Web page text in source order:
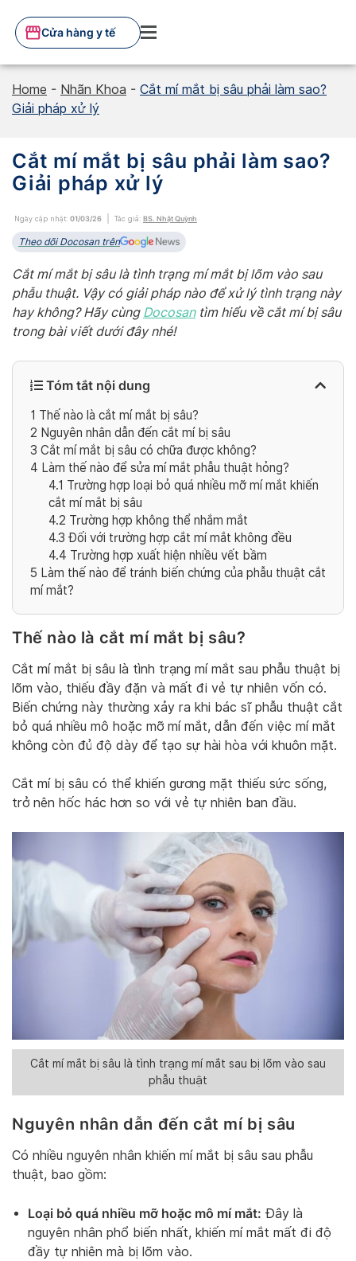
content
Cửa hàng y tế
Home - Nhãn Khoa - Cắt mí mắt bị sâu phải làm sao?
Giải pháp xử lý
Cắt mí mắt bị sâu phải làm sao?
Giải pháp xử lý
Ngày cập nhật: 01/03/26 Tác giả: BS. Nhật Quỳnh
Theo dõi Docosan trên
Cắt mí mắt bị sâu là tình trạng mí mắt bị lõm vào sau
phẫu thuật. Vậy có giải pháp nào để xử lý tình trạng này
hay không? Hãy cùng Docosantìm hiểu về cắt mí bị sâu
trong bài viết dưới đây nhé!
Tóm tắt nội dung
1 Thế nào là cắt mí mắt bị sâu?
2 Nguyên nhân dẫn đến cắt mí bị sâu
3 Cắt mí mắt bị sâu có chữa được không?
4 Làm thế nào để sửa mí mắt phẫu thuật hỏng?
4.1 Trường hợp loại bỏ quá nhiều mỡ mí mắt khiến
cắt mí mắt bị sâu
4.2 Trường hợp không thể nhắm mắt
4.3 Đối với trường hợp cắt mí mắt không đều
4.4 Trường hợp xuất hiện nhiều vết bầm
5 Làm thế nào để tránh biến chứng của phẫu thuật cắt
mí mắt?
Thế nào là cắt mí mắt bị sâu?
Cắt mí mắt bị sâu là tình trạng mí mắt sau phẫu thuật bị
lõm vào, thiếu đầy đặn và mất đi vẻ tự nhiên vốn có.
Biến chứng này thường xảy ra khi bác sĩ phẫu thuật cắt
bỏ quá nhiều mô hoặc mỡ mí mắt, dẫn đến việc mí mắt
không còn đủ độ dày để tạo sự hài hòa với khuôn mặt.
Cắt mí bị sâu có thể khiến gương mặt thiếu sức sống,
trở nên hốc hác hơn so với vẻ tự nhiên ban đầu.
Cắt mí mắt bị sâu là tình trạng mí mắt sau bị lõm vào sau
phẫu thuật
Nguyên nhân dẫn đến cắt mí bị sâu
Có nhiều nguyên nhân khiến mí mắt bị sâu sau phẫu
thuật, bao gồm:
Loại bỏ quá nhiều mỡ hoặc mô mí mắt: Đây là
nguyên nhân phổ biến nhất, khiến mí mắt mất đi độ
đầy tự nhiên mà bị lõm vào.